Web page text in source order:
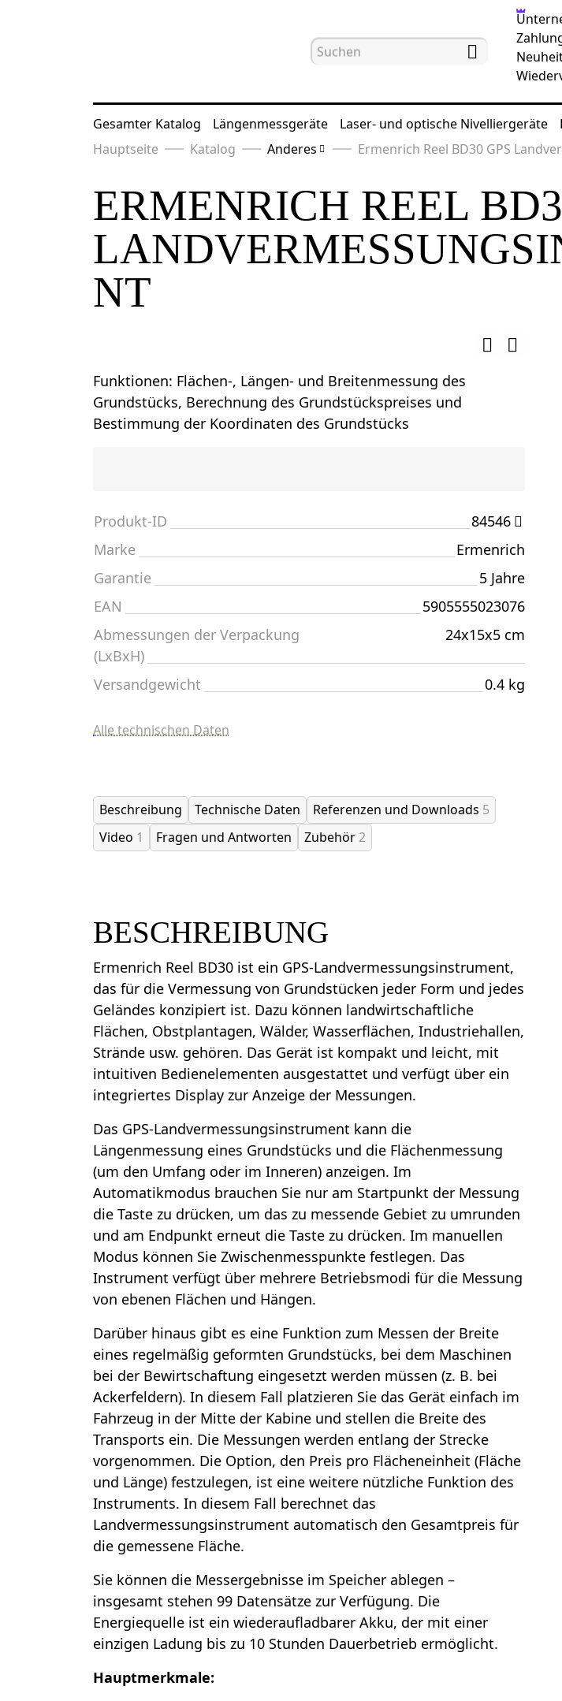
Gesamter Katalog Längenmessgeräte Laser- und optische Nivelliergeräte
Hauptseite
Katalog Anderes Ermenrich Reel BD30 GPS
ERMENRICH REEL
NT
Funktionen: Flächen-, Längen- und Breitenmessung des
Grundstücks, Berechnung des Grundstückspreises und
Bestimmung der Koordinaten des Grundstücks
Produkt-ID
84546
Marke
Ermenrich
Garantie
5 Jahre
EAN
5905555023076
Abmessungen der Verpackung
(LxBxH)
24x15x5 cm
Versandgewicht 0.4 kg
Alle technischen Daten
Beschreibung Technische Daten Referenzen und Downloads 5
Video 1 Fragen und Antworten Zubehör 2
BESCHREIBUNG
Ermenrich Reel BD30 ist ein GPS-Landvermessungsinstrument,
das für die Vermessung von Grundstücken jeder Form und jedes
Geländes konzipiert ist. Dazu können landwirtschaftliche
Flächen, Obstplantagen, Wälder, Wasserflächen, Industriehallen,
Strände usw. gehören. Das Gerät ist kompakt und leicht, mit
intuitiven Bedienelementen ausgestattet und verfügt über ein
integriertes Display zur Anzeige der Messungen.
Das GPS-Landvermessungsinstrument kann die
Längenmessung eines Grundstücks und die Flächenmessung
(um den Umfang oder im Inneren) anzeigen. Im
Automatikmodus brauchen Sie nur am Startpunkt der Messung
die Taste zu drücken, um das zu messende Gebiet zu umrunden
und am Endpunkt erneut die Taste zu drücken. Im manuellen
Modus können Sie Zwischenmesspunkte festlegen. Das
Instrument verfügt über mehrere Betriebsmodi für die Messung
von ebenen Flächen und Hängen.
Darüber hinaus gibt es eine Funktion zum Messen der Breite
eines regelmäßig geformten Grundstücks, bei dem Maschinen
bei der Bewirtschaftung eingesetzt werden müssen (z. B. bei
Ackerfeldern). In diesem Fall platzieren Sie das Gerät einfach im
Fahrzeug in der Mitte der Kabine und stellen die Breite des
Transports ein. Die Messungen werden entlang der Strecke
vorgenommen. Die Option, den Preis pro Flächeneinheit (Fläche
und Länge) festzulegen, ist eine weitere nützliche Funktion des
Instruments. In diesem Fall berechnet das
Landvermessungsinstrument automatisch den Gesamtpreis für
die gemessene Fläche.
Sie können die Messergebnisse im Speicher ablegen –
insgesamt stehen 99 Datensätze zur Verfügung. Die
Energiequelle ist ein wiederaufladbarer Akku, der mit einer
einzigen Ladung bis zu 10 Stunden Dauerbetrieb ermöglicht.
Hauptmerkmale: